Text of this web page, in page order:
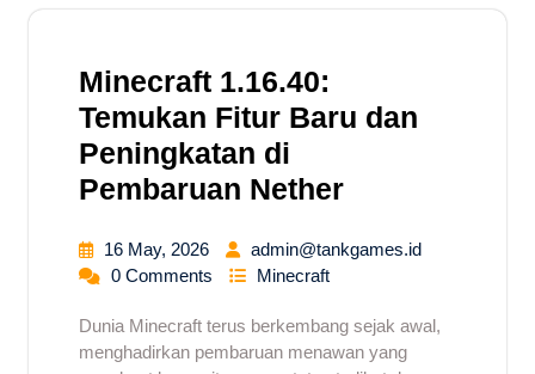
Minecraft 1.16.40:
Temukan Fitur Baru dan
Peningkatan di
Pembaruan Nether
16 May, 2026
admin@tankgames.id
0 Comments
Minecraft
Dunia Minecraft terus berkembang sejak awal,
menghadirkan pembaruan menawan yang